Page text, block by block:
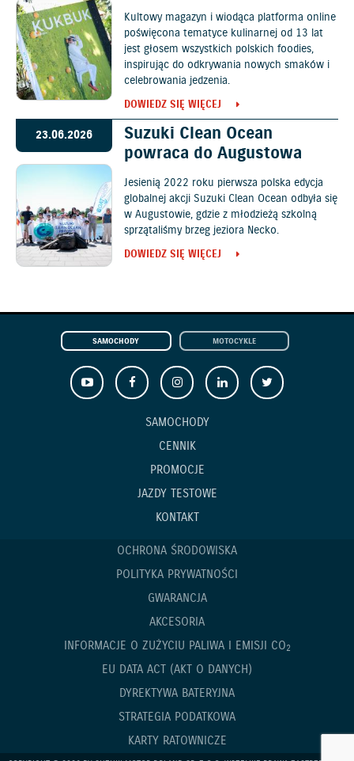
Kultowy magazyn i wiodąca platforma online
poświęcona tematyce kulinarnej od 13 lat
jest głosem wszystkich polskich foodies,
inspirując do odkrywania nowych smaków i
celebrowania jedzenia.
DOWIEDZ SIĘ WIĘCEJ
23.06.2026
Suzuki Clean Ocean
powraca do Augustowa
Jesienią 2022 roku pierwsza polska edycja
globalnej akcji Suzuki Clean Ocean odbyła się
w Augustowie, gdzie z młodzieżą szkolną
sprzątaliśmy brzeg jeziora Necko.
DOWIEDZ SIĘ WIĘCEJ
SAMOCHODY MOTOCYKLE
SAMOCHODY
CENNIK
PROMOCJE
JAZDY TESTOWE
KONTAKT
OCHRONA ŚRODOWISKA
POLITYKA PRYWATNOŚCI
GWARANCJA
AKCESORIA
INFORMACJE O ZUŻYCIU PALIWA I EMISJI CO2
EU DATA ACT (AKT O DANYCH)
DYREKTYWA BATERYJNA
STRATEGIA PODATKOWA
KARTY RATOWNICZE